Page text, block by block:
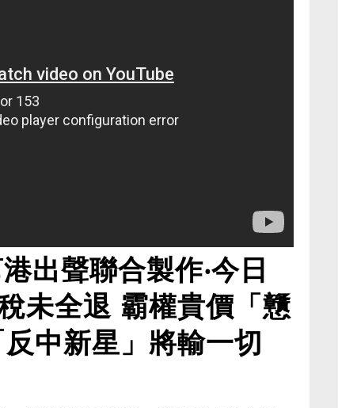
出聲聯合製作‧今日
未全退 霸權貴價「戇
中新星」將輸一切